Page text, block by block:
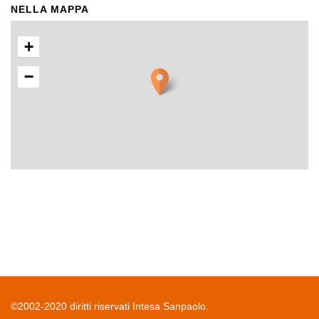
NELLA MAPPA
+
−
©2002-2020 diritti riservati Intesa Sanpaolo.